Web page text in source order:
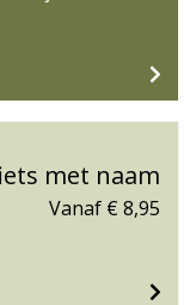
met naam
Vanaf € 8,95